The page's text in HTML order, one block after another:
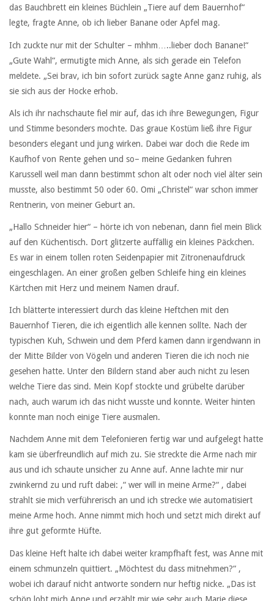
das Bauchbrett ein kleines Büchlein „Tiere auf dem Bauernhof“
legte, fragte Anne, ob ich lieber Banane oder Apfel mag.
Ich zuckte nur mit der Schulter – mhhm…..lieber doch Banane!“
„Gute Wahl“, ermutigte mich Anne, als sich gerade ein Telefon
meldete. „Sei brav, ich bin sofort zurück sagte Anne ganz ruhig, als
sie sich aus der Hocke erhob.
Als ich ihr nachschaute fiel mir auf, das ich ihre Bewegungen, Figur
und Stimme besonders mochte. Das graue Kostüm ließ ihre Figur
besonders elegant und jung wirken. Dabei war doch die Rede im
Kaufhof von Rente gehen und so– meine Gedanken fuhren
Karussell weil man dann bestimmt schon alt oder noch viel älter sein
musste, also bestimmt 50 oder 60. Omi „Christel“ war schon immer
Rentnerin, von meiner Geburt an.
„Hallo Schneider hier“ – hörte ich von nebenan, dann fiel mein Blick
auf den Küchentisch. Dort glitzerte auffällig ein kleines Päckchen.
Es war in einem tollen roten Seidenpapier mit Zitronenaufdruck
eingeschlagen. An einer großen gelben Schleife hing ein kleines
Kärtchen mit Herz und meinem Namen drauf.
Ich blätterte interessiert durch das kleine Heftchen mit den
Bauernhof Tieren, die ich eigentlich alle kennen sollte. Nach der
typischen Kuh, Schwein und dem Pferd kamen dann irgendwann in
der Mitte Bilder von Vögeln und anderen Tieren die ich noch nie
gesehen hatte. Unter den Bildern stand aber auch nicht zu lesen
welche Tiere das sind. Mein Kopf stockte und grübelte darüber
nach, auch warum ich das nicht wusste und konnte. Weiter hinten
konnte man noch einige Tiere ausmalen.
Nachdem Anne mit dem Telefonieren fertig war und aufgelegt hatte
kam sie überfreundlich auf mich zu. Sie streckte die Arme nach mir
aus und ich schaute unsicher zu Anne auf. Anne lachte mir nur
zwinkernd zu und ruft dabei: ,“ wer will in meine Arme?“ , dabei
strahlt sie mich verführerisch an und ich strecke wie automatisiert
meine Arme hoch. Anne nimmt mich hoch und setzt mich direkt auf
ihre gut geformte Hüfte.
Das kleine Heft halte ich dabei weiter krampfhaft fest, was Anne mit
einem schmunzeln quittiert. „Möchtest du dass mitnehmen?“ ,
wobei ich darauf nicht antworte sondern nur heftig nicke. „Das ist
schön lobt mich Anne und erzählt mir wie sehr auch Marie diese